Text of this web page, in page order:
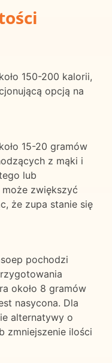
150-200 kalorii,
opcją na
15-20 gramów
z mąki i
lub
zwiększyć
że zupa stanie się
pochodzi
około 8 gramów
nasycona. Dla
alternatywy o
zmniejszenie ilości